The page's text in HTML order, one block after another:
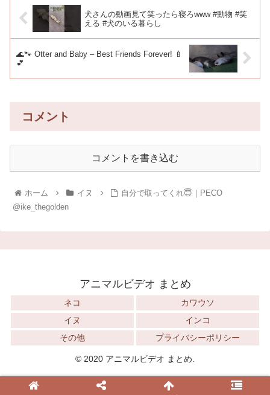
犬さんの動画見て笑ったら寝ろwww #動物 #笑
える #犬のいる暮らし
🌊🐾 Otter and Baby – Best Friends Forever! 🍼
💕
コメント
コメントを書き込む
ホーム イヌ
自分で取ってくれ😇｜PECO
@ike_thegolden
アニマルビデオ まとめ
ネコ
カワウソ
イヌ
インコ
その他
プライバシーポリシー
© 2020 アニマルビデオ まとめ.